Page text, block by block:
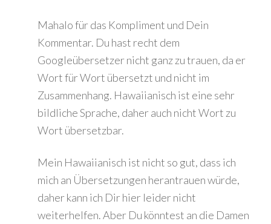
Mahalo für das Kompliment und Dein
Kommentar. Du hast recht dem
Googleübersetzer nicht ganz zu trauen, da er
Wort für Wort übersetzt und nicht im
Zusammenhang. Hawaiianisch ist eine sehr
bildliche Sprache, daher auch nicht Wort zu
Wort übersetzbar.
Mein Hawaiianisch ist nicht so gut, dass ich
mich an Übersetzungen herantrauen würde,
daher kann ich Dir hier leider nicht
weiterhelfen. Aber Du könntest an die Damen